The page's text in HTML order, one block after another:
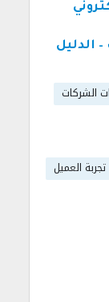
الدليل
الشركات
تجربة العميل